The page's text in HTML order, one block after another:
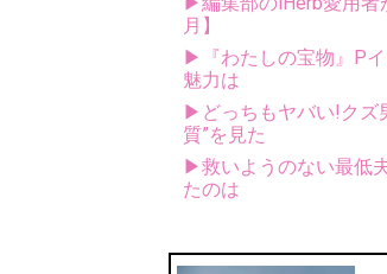
月】
▶『わたしの宝物』Pイ
魅力は
▶どっちもヤバい!クズ
質”を見た
▶救いようのない最低
たのは